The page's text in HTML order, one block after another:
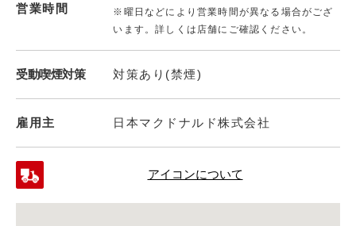
営業時間
※曜日などにより営業時間が異なる場合がござ
います。詳しくは店舗にご確認ください。
受動喫煙対策 対策あり(禁煙)
雇用主 日本マクドナルド株式会社
アイコンについて